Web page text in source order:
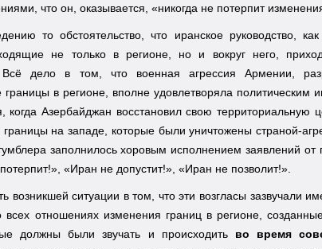
что он, оказывается, «никогда не потерпит
то обстоятельство, что иранское руководство,
не только в регионе, но и вокруг него,
Всё дело в том, что военная агрессия Армении,
границы в регионе, вполне удовлетворяла политическим
когда Азербайджан восстановил свою территориальную
границы на западе, которые были уничтожены страной-
заполнилось хоровым исполнением заявлений от
«Иран не допустит!», «Иран не позволит!».
возникшей ситуации в том, что эти возгласы зазвучали
всех отношениях изменения границ в регионе,
должны были звучать и происходить во время